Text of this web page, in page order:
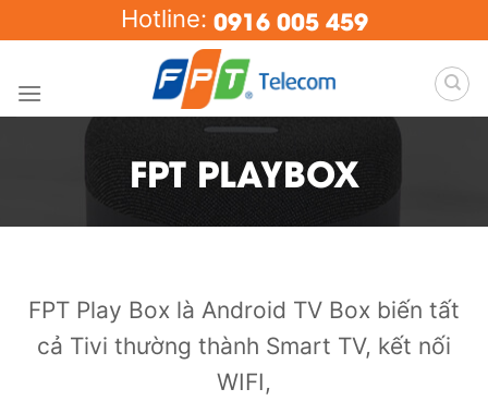
to
Hotline: 0916 005 459
FPT PLAYBOX
FPT Play Box là Android TV Box biến tất
cả Tivi thường thành Smart TV, kết nối
WIFI,